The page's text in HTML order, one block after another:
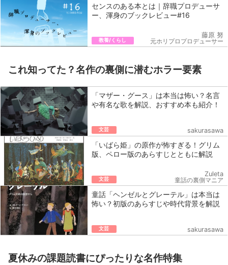
センスのある本とは｜辞職プロデューサ
ー、渾身のブックレビュー#16
教養/くらし
藤原 努
元ホリプロプロデューサー
これ知ってた？名作の裏側に潜むホラー要素
「マザー・グース」は本当は怖い？名言
や有名な歌を解説、おすすめ本も紹介！
文芸 sakurasawa
「いばら姫」の原作が怖すぎる！グリム
版、ペロー版のあらすじとともに解説
文芸
Zuleta
童話の裏側マニア
童話「ヘンゼルとグレーテル」は本当は
怖い？初版のあらすじや時代背景を解説
文芸 sakurasawa
夏休みの課題読書にぴったりな名作特集